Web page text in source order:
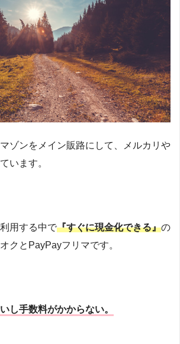
ゾンをメイン販路にして、メルカリや
います。
用する中で『すぐに現金化できる』の
クとPayPayフリマです。
し手数料がかからない。